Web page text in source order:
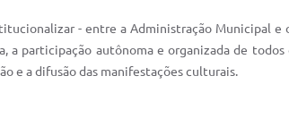
- entre a Administração Municipal e
a participação autônoma e organizada de
e a difusão das manifestações culturais.